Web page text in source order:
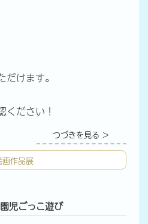
けます。
ください！
つづきを見る ＞
画作品展
児ごっこ遊び